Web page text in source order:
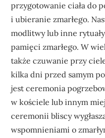
przygotowanie ciała do
i ubieranie zmarłego.
modlitwy lub inne
pamięci zmarłego. W
także czuwanie przy
kilka dni przed samym
jest ceremonia
w kościele lub innym
ceremonii bliscy
wspomnieniami o